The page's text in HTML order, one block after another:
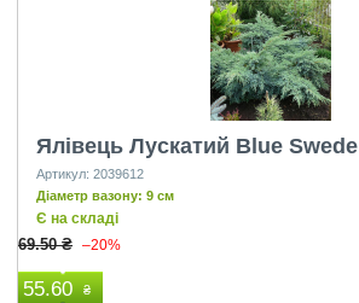
Ялівець Лускатий Blue Swede
Артикул: 2039612
Діаметр вазону: 9 см
Є на складі
69.50 ₴ –20%
55.60 ₴